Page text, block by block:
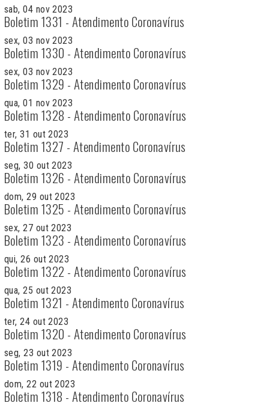
sab, 04 nov 2023
Boletim 1331 - Atendimento Coronavírus
sex, 03 nov 2023
Boletim 1330 - Atendimento Coronavírus
sex, 03 nov 2023
Boletim 1329 - Atendimento Coronavírus
qua, 01 nov 2023
Boletim 1328 - Atendimento Coronavírus
ter, 31 out 2023
Boletim 1327 - Atendimento Coronavírus
seg, 30 out 2023
Boletim 1326 - Atendimento Coronavírus
dom, 29 out 2023
Boletim 1325 - Atendimento Coronavírus
sex, 27 out 2023
Boletim 1323 - Atendimento Coronavírus
qui, 26 out 2023
Boletim 1322 - Atendimento Coronavírus
qua, 25 out 2023
Boletim 1321 - Atendimento Coronavírus
ter, 24 out 2023
Boletim 1320 - Atendimento Coronavírus
seg, 23 out 2023
Boletim 1319 - Atendimento Coronavírus
dom, 22 out 2023
Boletim 1318 - Atendimento Coronavírus